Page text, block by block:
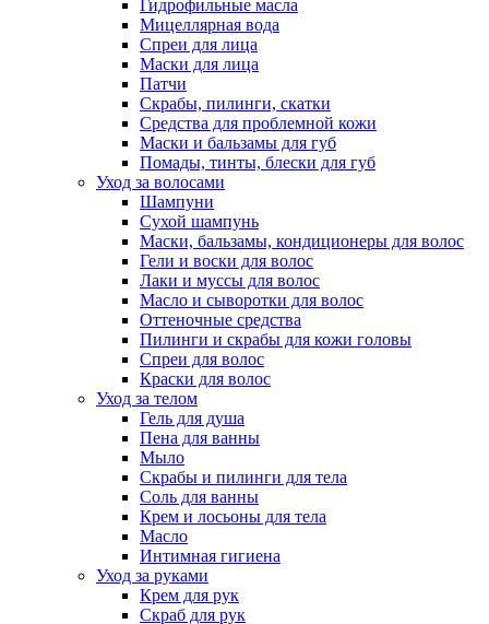
Гидрофильные масла
Мицеллярная вода
Спреи для лица
Маски для лица
Патчи
Скрабы, пилинги, скатки
Средства для проблемной кожи
Маски и бальзамы для губ
Помады, тинты, блески для губ
Уход за волосами
Шампуни
Сухой шампунь
Маски, бальзамы, кондиционеры для волос
Гели и воски для волос
Лаки и муссы для волос
Масло и сыворотки для волос
Оттеночные средства
Пилинги и скрабы для кожи головы
Спреи для волос
Краски для волос
Уход за телом
Гель для душа
Пена для ванны
Мыло
Скрабы и пилинги для тела
Соль для ванны
Крем и лосьоны для тела
Масло
Интимная гигиена
Уход за руками
Крем для рук
Скраб для рук